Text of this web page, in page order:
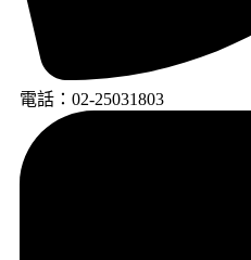
電話：02-25031803